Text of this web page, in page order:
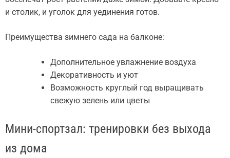
и столик, и уголок для уединения готов.
Преимущества зимнего сада на балконе:
Дополнительное увлажнение воздуха
Декоративность и уют
Возможность круглый год выращивать
свежую зелень или цветы
Мини-спортзал: тренировки без выхода
из дома